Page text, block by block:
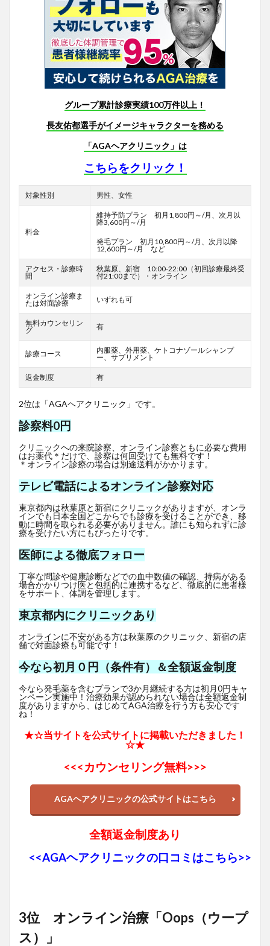
グループ累計診療実績100万件以上！
長友佑都選手がイメージキャラクターを務める
「AGAヘアクリニック」は
こちらをクリック！
対象性別 男性、女性
料金
維持予防プラン 初月1,800円～/月、次月以
降3,600円～/月
発毛プラン 初月10,800円～/月、次月以降
12,600円～/月 など
アクセス・診療時
間
秋葉原、新宿 10:00-22:00（初回診療最終受
付21:00まで）・オンライン
オンライン診療ま
たは対面診療
いずれも可
無料カウンセリン
グ
有
診療コース
内服薬、外用薬、ケトコナゾールシャンプ
ー、サプリメント
返金制度 有
2位は「AGAヘアクリニック」です。
診察料0円
クリニックへの来院診察、オンライン診察ともに必要な費用
はお薬代＊だけで、診察は何回受けても無料です！
＊オンライン診療の場合は別途送料がかかります。
テレビ電話によるオンライン診察対応
東京都内は秋葉原と新宿にクリニックがありますが、オンラ
インでも日本全国どこからでも診療を受けることができ、移
動に時間を取られる必要がありません。誰にも知られずに診
療を受けたい方にもぴったりです。
医師による徹底フォロー
丁寧な問診や健康診断などでの血中数値の確認、持病がある
場合かかりつけ医と包括的に連携するなど、徹底的に患者様
をサポート、体調を管理します。
東京都内にクリニックあり
オンラインに不安がある方は秋葉原のクリニック、新宿の店
舗で対面診療も可能です！
今なら初月０円（条件有）＆全額返金制度
今なら発毛薬を含むプランで3か月継続する方は初月0円キャ
ンペーン実施中！治療効果が認められない場合は全額返金制
度がありますから、はじめてAGA治療を行う方も安心です
ね！
★☆当サイトを公式サイトに掲載いただきました！
☆★
<<<カウンセリング無料>>>
AGAヘアクリニックの公式サイトはこちら
全額返金制度あり
<<AGAヘアクリニックの口コミはこちら>>
3位 オンライン治療「Oops（ウープ
ス）」